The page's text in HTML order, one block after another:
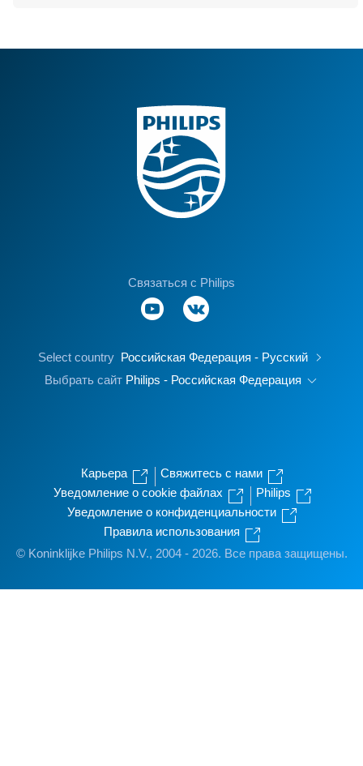
Связаться с Philips
Select country Российская Федерация - Русский
Выбрать сайт Philips - Российская Федерация
Карьера
Свяжитесь с нами
Уведомление о cookie файлах
Philips
Уведомление о конфиденциальности
Правила использования
© Koninklijke Philips N.V., 2004 - 2026. Все права защищены.